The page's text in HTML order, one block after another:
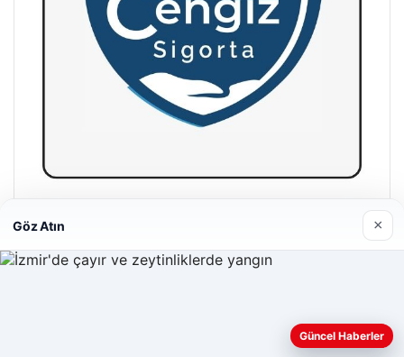
Hastaş Beton
Web sitemizi nasıl kullandığınızı daha iyi anlayabilmek,
deneyiminizi kişiselleştirmek ve geliştirmek amacıyla çerezler
Göz Atın ×
Güncel Haberler